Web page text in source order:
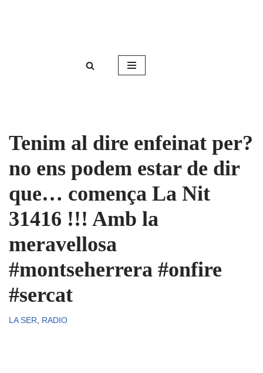
Tenim al dire enfeinat per?
no ens podem estar de dir
que… comença La Nit
31416 !!! Amb la
meravellosa
#montseherrera #onfire
#sercat
LA SER, RADIO